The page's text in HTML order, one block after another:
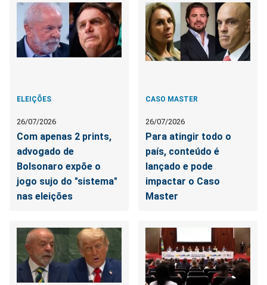
ELEIÇÕES
26/07/2026
Com apenas 2 prints,
advogado de
Bolsonaro expõe o
jogo sujo do "sistema"
nas eleições
CASO MASTER
26/07/2026
Para atingir todo o
país, conteúdo é
lançado e pode
impactar o Caso
Master